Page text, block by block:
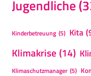
Jugendliche
Kinderbetreuung (5) Kita
Klimakrise (14)
Klimaschutzmanager (5)